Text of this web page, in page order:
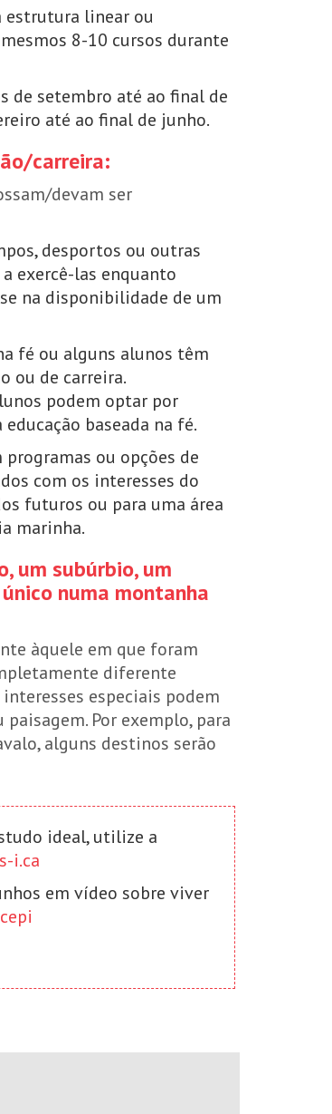
estrutura linear ou
8-10 cursos durante
de setembro até ao final de
até ao final de junho.
carreira:
devam ser
desportos ou outras
exercê-las enquanto
na disponibilidade de um
fé ou alguns alunos têm
ou de carreira.
podem optar por
baseada na fé.
ou opções de
com os interesses do
futuros ou para uma área
marinha.
um subúrbio, um
numa montanha
àquele em que foram
diferente
especiais podem
Por exemplo, para
alguns destinos serão
ideal, utilize a
i.ca
em vídeo sobre viver